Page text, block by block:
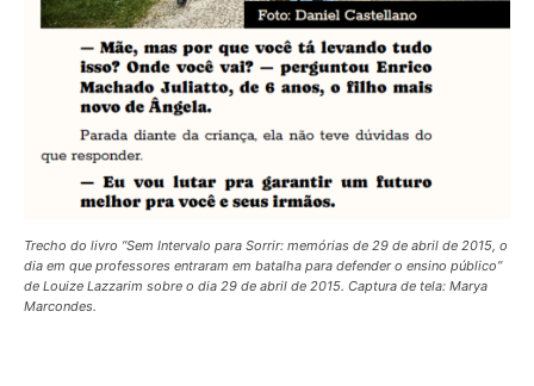
Trecho do livro “Sem Intervalo para Sorrir: memórias de 29 de abril de 2015, o
dia em que professores entraram em batalha para defender o ensino público”
de Louize Lazzarim sobre o dia 29 de abril de 2015. Captura de tela: Marya
Marcondes.